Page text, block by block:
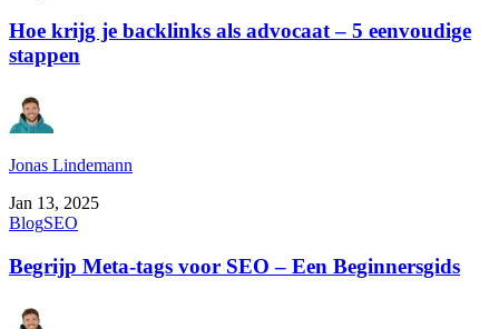
Hoe krijg je backlinks als advocaat – 5 eenvoudige
stappen
Jonas Lindemann
Jan 13, 2025
BlogSEO
Begrijp Meta-tags voor SEO – Een Beginnersgids